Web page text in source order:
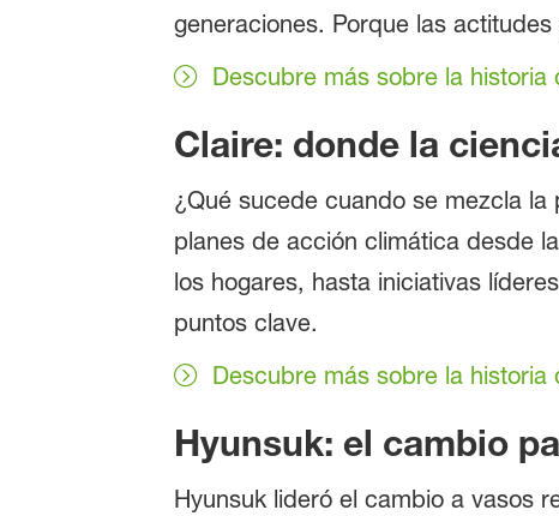
generaciones. Porque las
Descubre más sobre la historia
Claire: donde la
¿Qué sucede cuando se mezcla la
planes de acción climática desde
los hogares, hasta iniciativas
puntos clave.
Descubre más sobre la historia
Hyunsuk: el cambio
Hyunsuk lideró el cambio a vasos